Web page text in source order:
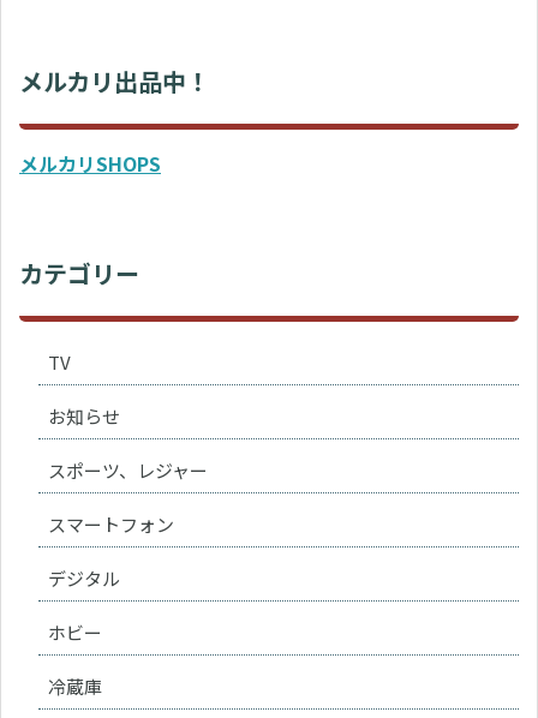
メルカリ出品中！
メルカリSHOPS
カテゴリー
TV
お知らせ
スポーツ、レジャー
スマートフォン
デジタル
ホビー
冷蔵庫